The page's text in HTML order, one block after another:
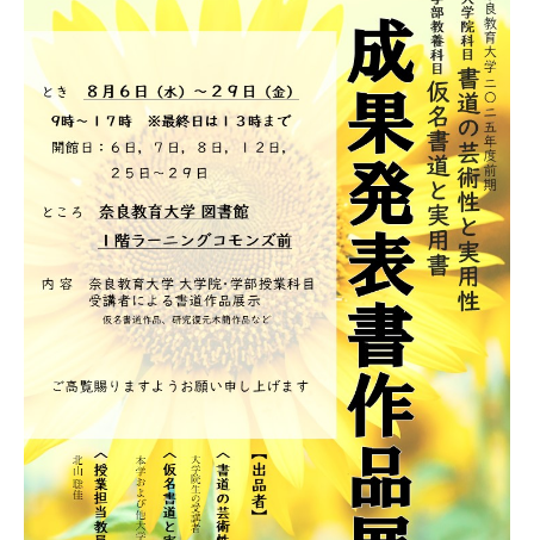
自然環境教育センター
理数教育研究センター
特別支援教育研究センター
Nara ISC/ 国際戦略センター
こどもの学びと育ちセンター(C-CHILD)
保健センター
AED設置状況
お問い合わせ窓口一覧
キャンパスマップ